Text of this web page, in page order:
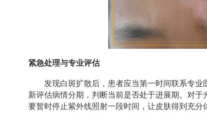
紧急处理与专业评估
发现白斑扩散后，患者应当第一时间联系专
新评估病情分期，判断当前是否处于进展期。对
要暂时停止紫外线照射一段时间，让皮肤得到充